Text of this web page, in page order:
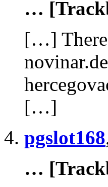
…
[…] There
[…]
pgslot168
…